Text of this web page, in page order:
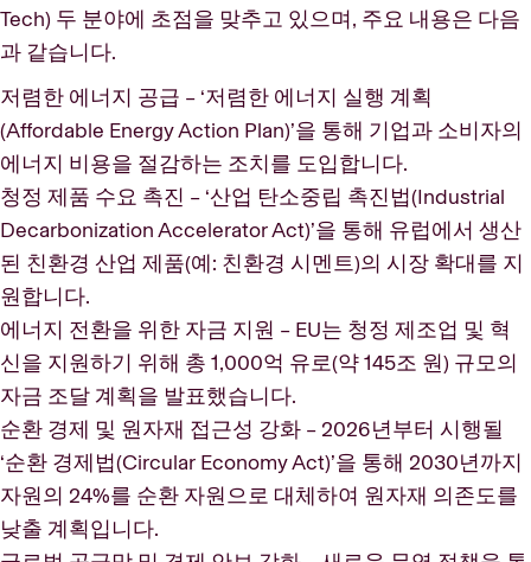
Tech) 두 분야에 초점을 맞추고 있으며, 주요 내용은 다음
과 같습니다.
저렴한 에너지 공급 – ‘저렴한 에너지 실행 계획
(Affordable Energy Action Plan)’을 통해 기업과 소비자의
에너지 비용을 절감하는 조치를 도입합니다.
청정 제품 수요 촉진 – ‘산업 탄소중립 촉진법(Industrial
Decarbonization Accelerator Act)’을 통해 유럽에서 생산
된 친환경 산업 제품(예: 친환경 시멘트)의 시장 확대를 지
원합니다.
에너지 전환을 위한 자금 지원 – EU는 청정 제조업 및 혁
신을 지원하기 위해 총 1,000억 유로(약 145조 원) 규모의
자금 조달 계획을 발표했습니다.
순환 경제 및 원자재 접근성 강화 – 2026년부터 시행될
‘순환 경제법(Circular Economy Act)’을 통해 2030년까지
자원의 24%를 순환 자원으로 대체하여 원자재 의존도를
낮출 계획입니다.